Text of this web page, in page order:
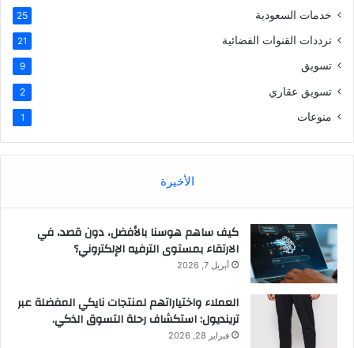
خدمات السعودية 25
ترددات القنوات الفضائية 21
تسويق 9
تسويق عقاري 2
منوعات 1
الأخيرة
كيف ساهم هوسنا بالأفضل، دون قصد، في
الارتقاء بمستوى الترفيه الإلكتروني؟
أبريل 7, 2026
العملاء واختياراتهم لمنتجات نايكي المفضلة عبر
ترينديول: استكشاف رحلة التسوق الذكي.
فبراير 28, 2026